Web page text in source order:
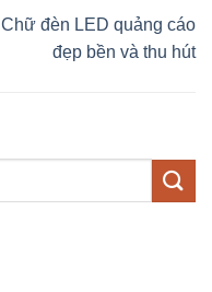
Chữ đèn LED quảng cáo
đẹp bền và thu hút